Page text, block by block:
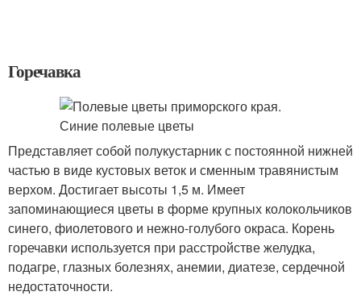
Горечавка
Представляет собой полукустарник с постоянной нижней
частью в виде кустовых веток и сменным травянистым
верхом. Достигает высоты 1,5 м. Имеет
запоминающиеся цветы в форме крупных колокольчиков
синего, фиолетового и нежно-голубого окраса. Корень
горечавки используется при расстройстве желудка,
подагре, глазных болезнях, анемии, диатезе, сердечной
недостаточности.